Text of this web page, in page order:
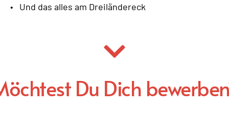
Und das alles am Dreiländereck
Du Dich